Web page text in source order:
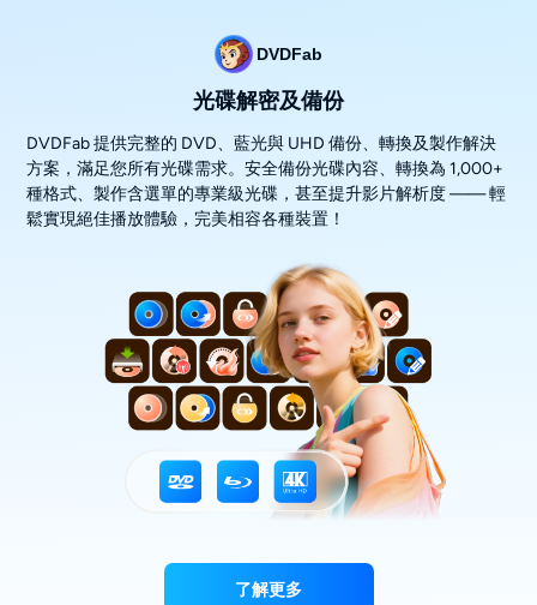
了解更多
DVDFab
光碟解密及備份
DVDFab 提供完整的 DVD、藍光與 UHD 備份、轉換及製作解決
方案，滿足您所有光碟需求。安全備份光碟內容、轉換為 1,000+
種格式、製作含選單的專業級光碟，甚至提升影片解析度 —— 輕
鬆實現絕佳播放體驗，完美相容各種裝置！